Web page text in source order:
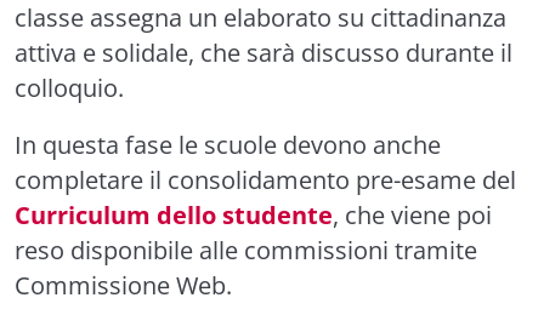
classe assegna un elaborato su cittadinanza
attiva e solidale, che sarà discusso durante il
colloquio.
In questa fase le scuole devono anche
completare il consolidamento pre-esame del
Curriculum dello studente, che viene poi
reso disponibile alle commissioni tramite
Commissione Web.